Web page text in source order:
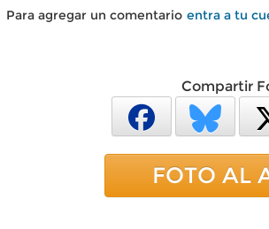
Para agregar un comentario entra a tu
Compartir
FOTO AL